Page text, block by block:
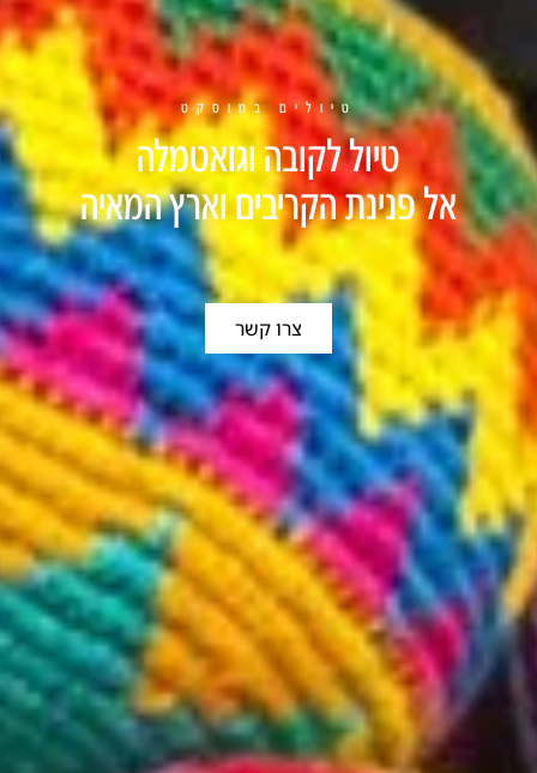
טיולים במוסקט
טיול לקובה וגואטמלה
אל פנינת הקריבים וארץ המאיה
צרו קשר